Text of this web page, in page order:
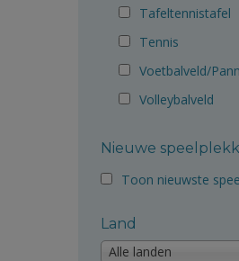
Tafeltennistafel
Tennis
Voetbalveld/
Volleybalveld
Nieuwe
Toon nieuwste
Land
Alle landen